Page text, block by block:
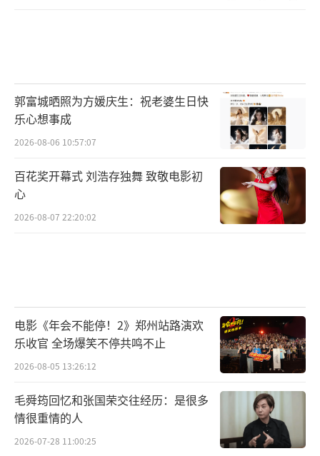
郭富城晒照为方媛庆生：祝老婆生日快
乐心想事成
2026-08-06 10:57:07
百花奖开幕式 刘浩存独舞 致敬电影初
心
2026-08-07 22:20:02
电影《年会不能停！2》郑州站路演欢
乐收官 全场爆笑不停共鸣不止
2026-08-05 13:26:12
毛舜筠回忆和张国荣交往经历：是很多
情很重情的人
2026-07-28 11:00:25